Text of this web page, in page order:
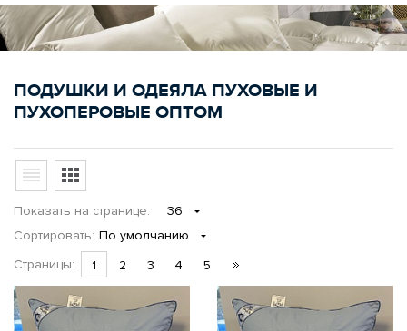
50% гусиного пера,50% гусиного пуха
80% гусиный пух/20% полиэфир
гусиный пух 2 категории
внешняя камера - серый пух, внутренняя камера -
полупух
ПОДУШКИ И ОДЕЯЛА ПУХОВЫЕ И
ПУХОПЕРОВЫЕ ОПТОМ
Показать на странице:
36
Сортировать: По умолчанию
Страницы:
1 2 3 4 5